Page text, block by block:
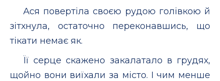
Ася повертіла своєю рудою голівкою й
зітхнула, остаточно переконавшись, що
тікати немає як.
Її серце скажено закалатало в грудях,
щойно вони виїхали за місто. І чим менше